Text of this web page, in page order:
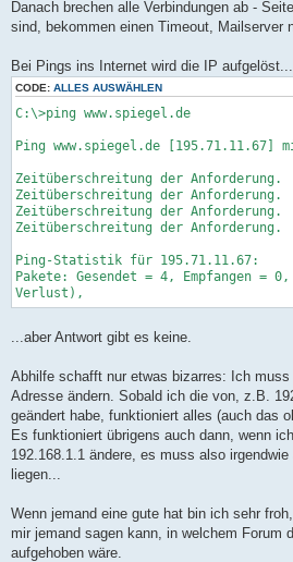
Danach brechen alle Verbindungen ab -
sind, bekommen einen Timeout, Mailserver
Bei Pings ins Internet wird die IP aufgelöst...
CODE: ALLES AUSWÄHLEN
C:\>ping www.spiegel.de
Ping www.spiegel.de [195.71.11.67]
Zeitüberschreitung der Anforderung.
Zeitüberschreitung der Anforderung.
Zeitüberschreitung der Anforderung.
Zeitüberschreitung der Anforderung.
Ping-Statistik für 195.71.11.67:
Pakete: Gesendet = 4, Empfangen =
Verlust),
...aber Antwort gibt es keine.
Abhilfe schafft nur etwas bizarres: Ich
Adresse ändern. Sobald ich die von, z.B.
geändert habe, funktioniert alles (auch das
Es funktioniert übrigens auch dann, wenn
192.168.1.1 ändere, es muss also
liegen...
Wenn jemand eine gute hat bin ich sehr
mir jemand sagen kann, in welchem Forum
aufgehoben wäre.